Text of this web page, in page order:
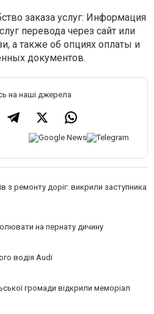
заказа услуг: Информация
перевода через сайт или
а также об опциях оплаты и
документов.
на наші джерела
з ремонту доріг: викрили заступника
на пернату дичину
водія Audi
громади відкрили меморіал